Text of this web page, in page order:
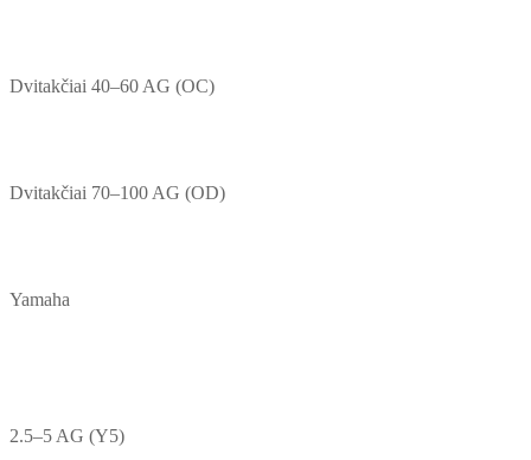
Dvitakčiai 40–60 AG (OC)
Dvitakčiai 70–100 AG (OD)
Yamaha
2.5–5 AG (Y5)